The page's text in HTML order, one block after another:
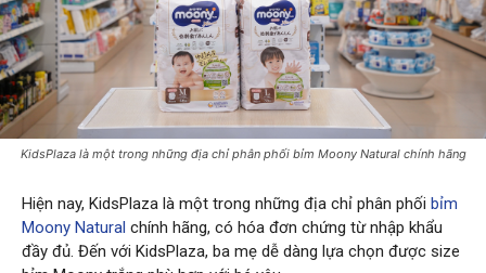
KidsPlaza là một trong những địa chỉ phân phối bỉm Moony Natural chính hãng
Hiện nay, KidsPlaza là một trong những địa chỉ phân phối bỉm
Moony Natural chính hãng, có hóa đơn chứng từ nhập khẩu
đầy đủ. Đến với KidsPlaza, ba mẹ dễ dàng lựa chọn được size